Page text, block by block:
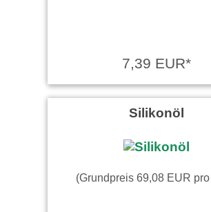
Rainer W.
07.11.2022
Funktioniert
im Set
7,39 EUR*
Silikonöl
(Grundpreis 69,08 EUR